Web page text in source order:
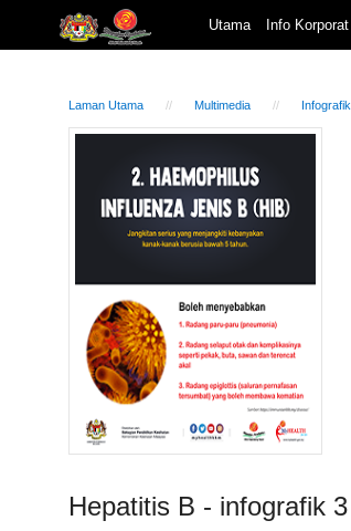
Utama Info Korporat
Laman Utama Multimedia Infografik
Hepatitis B - infografik 3